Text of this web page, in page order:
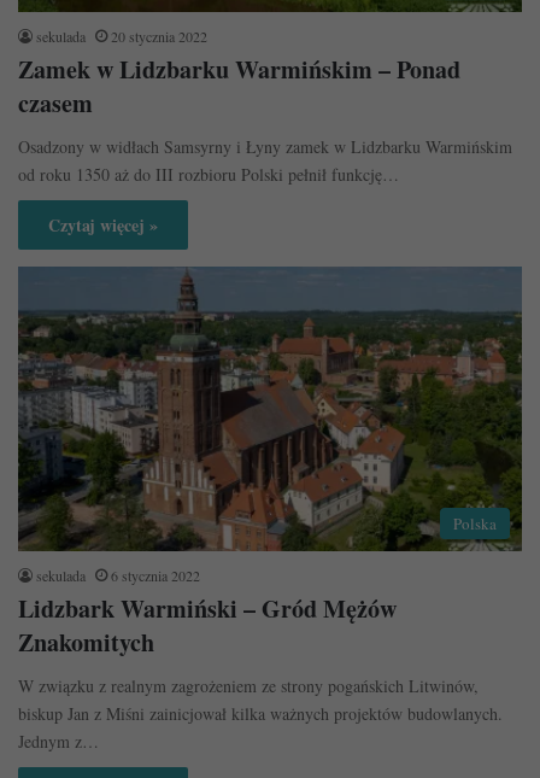
sekulada 20 stycznia 2022
Zamek w Lidzbarku Warmińskim – Ponad
czasem
Osadzony w widłach Samsyrny i Łyny zamek w Lidzbarku Warmińskim
od roku 1350 aż do III rozbioru Polski pełnił funkcję…
Czytaj więcej »
Polska
sekulada 6 stycznia 2022
Lidzbark Warmiński – Gród Mężów
Znakomitych
W związku z realnym zagrożeniem ze strony pogańskich Litwinów,
biskup Jan z Miśni zainicjował kilka ważnych projektów budowlanych.
Jednym z…